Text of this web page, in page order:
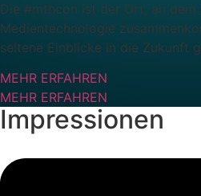
Die #mthcon ist der Ort, an dem
Medientechnologie
seltene Einblicke in die Zukunft
MEHR ERFAHREN
MEHR ERFAHREN
Impressionen